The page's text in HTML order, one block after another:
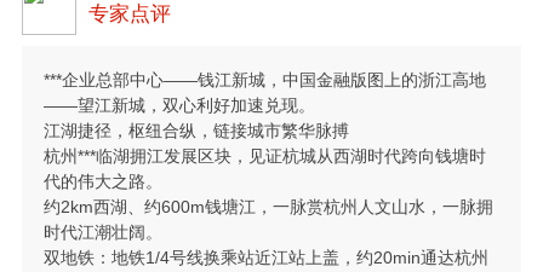
专家点评
***企业总部中心——钱江新城，中国金融版图上的浙江高地
——望江新城，双心利好加速兑现。
江湖捷径，枢纽合纵，链接城市繁华脉搏
杭州***临湖拥江发展区块，见证杭城从西湖时代跨向钱塘时
代的伟大之路。
约2km西湖、约600m钱塘江，一脉赏杭州人文山水，一脉拥
时代江潮壮阔。
双地铁：地铁1/4号线换乘站近江站上盖，约20min通达杭州